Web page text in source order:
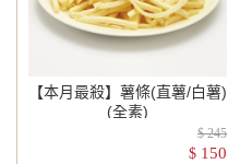
【本月最殺】薯條(直薯/白薯)
(全素)
$ 245
$ 150